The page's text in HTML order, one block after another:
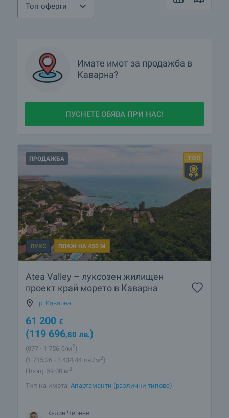
вас?
Кои са най-предпочитаните комплекси ново
Покажете ми имоти в Каварна с видео оглед
Какви къщи се предлагат в Каварна?
Селските къщи са хит! Какви оферти имате в района на
Каварна?
Топ оферти
Имате имот за продажба в
Каварна?
ПУСНЕТЕ ОБЯВА ПРИ НАС!
ПРОДАЖБА
ЛУКС ПЛАЖ НА 450 М
Atea Valley – луксозен жилищен
проект край морето в Каварна
гр. Каварна
61 200 €
(119 696,80 лв.)
(877 - 1 756 €/м2)
(1 715,26 - 3 434,44 лв./м2)
Площ: 59.00 м2
Тип на имота: Апартаменти (различни типове)
Калин Чернев